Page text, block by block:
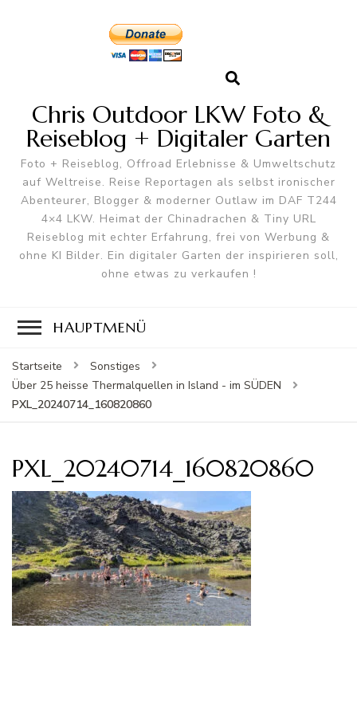
Chris Outdoor LKW Foto &
Reiseblog + Digitaler Garten
Foto + Reiseblog, Offroad Erlebnisse & Umweltschutz
auf Weltreise. Reise Reportagen als selbst ironischer
Abenteurer, Blogger & moderner Outlaw im DAF T244
4×4 LKW. Heimat der Chinadrachen & Tiny URL
Reiseblog mit echter Erfahrung, frei von Werbung &
ohne KI Bilder. Ein digitaler Garten der inspirieren soll,
ohne etwas zu verkaufen !
HAUPTMENÜ
Startseite
Sonstiges
Über 25 heisse Thermalquellen in Island - im SÜDEN
PXL_20240714_160820860
PXL_20240714_160820860